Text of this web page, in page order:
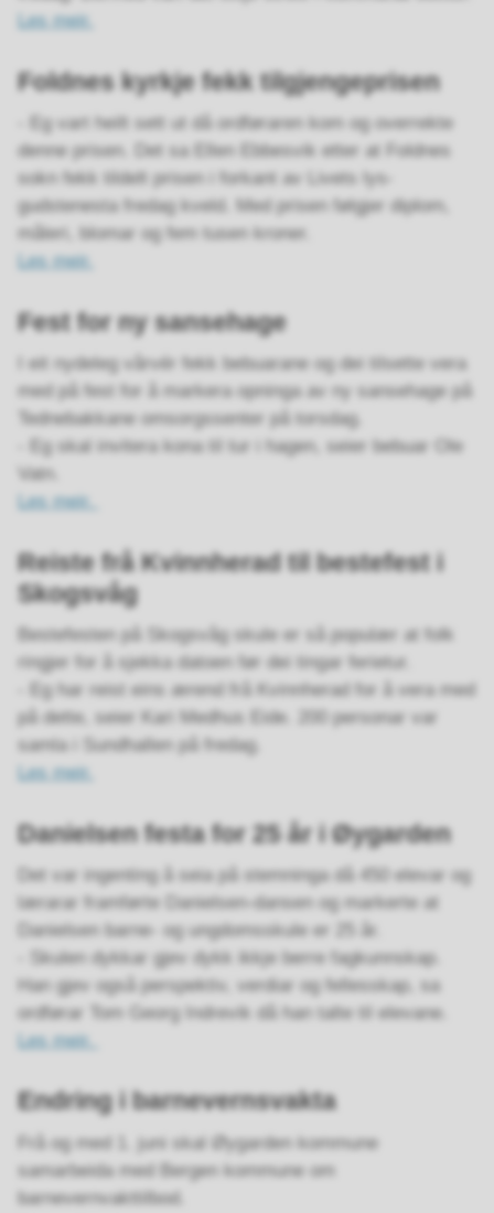
Les meir.
Foldnes kyrkje fekk tilgjengeprisen
- Eg vart heilt sett ut då ordføraren kom og overrekte
denne prisen. Det sa Ellen Ebbesvik etter at Foldnes
sokn fekk tildelt prisen i forkant av Livets lys-
gudstenesta fredag kveld. Med prisen følgjer diplom,
måleri, blomar og fem tusen kroner.
Les meir.
Fest for ny sansehage
I eit nydeleg vårvér fekk bebuarane og dei tilsette vera
med på fest for å markera opninga av ny sansehage på
Tednebakkane omsorgssenter på torsdag.
- Eg skal invitera kona til tur i hagen, seier bebuar Ole
Vatn.
Les meir.
Reiste frå Kvinnherad til bestefest i
Skogsvåg
Bestefesten på Skogsvåg skule er så populær at folk
ringjer for å sjekka datoen før dei tingar ferietur.
- Eg har reist eins ærend frå Kvinnherad for å vera med
på dette, seier Kari Medhus Eide. 200 personar var
samla i Sundhallen på fredag.
Les meir.
Danielsen festa for 25 år i Øygarden
Det var ingenting å seia på stemninga då 450 elevar og
lærarar framførte Danielsen-dansen og markerte at
Danielsen barne- og ungdomsskule er 25 år.
- Skulen dykkar gjev dykk ikkje berre fagkunnskap.
Han gjev også perspektiv, verdiar og fellesskap, sa
ordførar Tom Georg Indrevik då han talte til elevane.
Les meir.
Endring i barnevernsvakta
Frå og med 1. juni skal Øygarden kommune
samarbeida med Bergen kommune om
barnevernvakttilbod.